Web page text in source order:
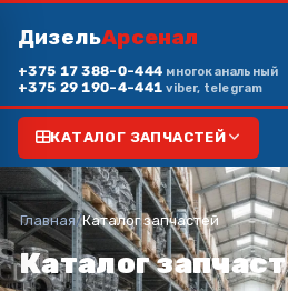
ДизельАрсенал
+375 17 388-0-444 многоканальный
+375 29 190-4-441viber, telegram
КАТАЛОГ ЗАПЧАСТЕЙ
Главная/Каталог запчастей
Каталог